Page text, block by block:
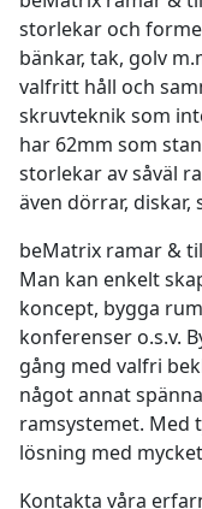
storlekar och
bänkar, tak, golv
valfritt håll och
skruvteknik som
har 62mm som
storlekar av såväl
även dörrar, diskar,
beMatrix ramar &
Man kan enkelt
koncept, bygga
konferenser o.s.v.
gång med valfri
något annat
ramsystemet. Med
lösning med
Kontakta våra